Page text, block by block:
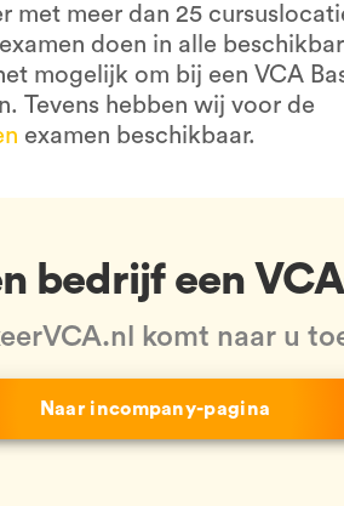
met meer dan 25
doen in alle
mogelijk om bij een VCA
Tevens hebben wij voor de
examen beschikbaar.
bedrijf een
komt naar u
Naar incompany-pagina